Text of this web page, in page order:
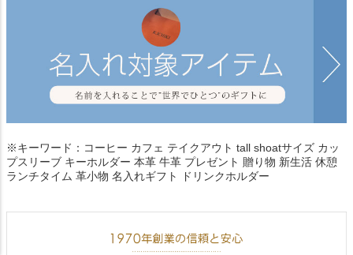
※キーワード：コーヒー カフェ テイクアウト tall shoatサイズ カッ
プスリーブ キーホルダー 本革 牛革 プレゼント 贈り物 新生活 休憩
ランチタイム 革小物 名入れギフト ドリンクホルダー